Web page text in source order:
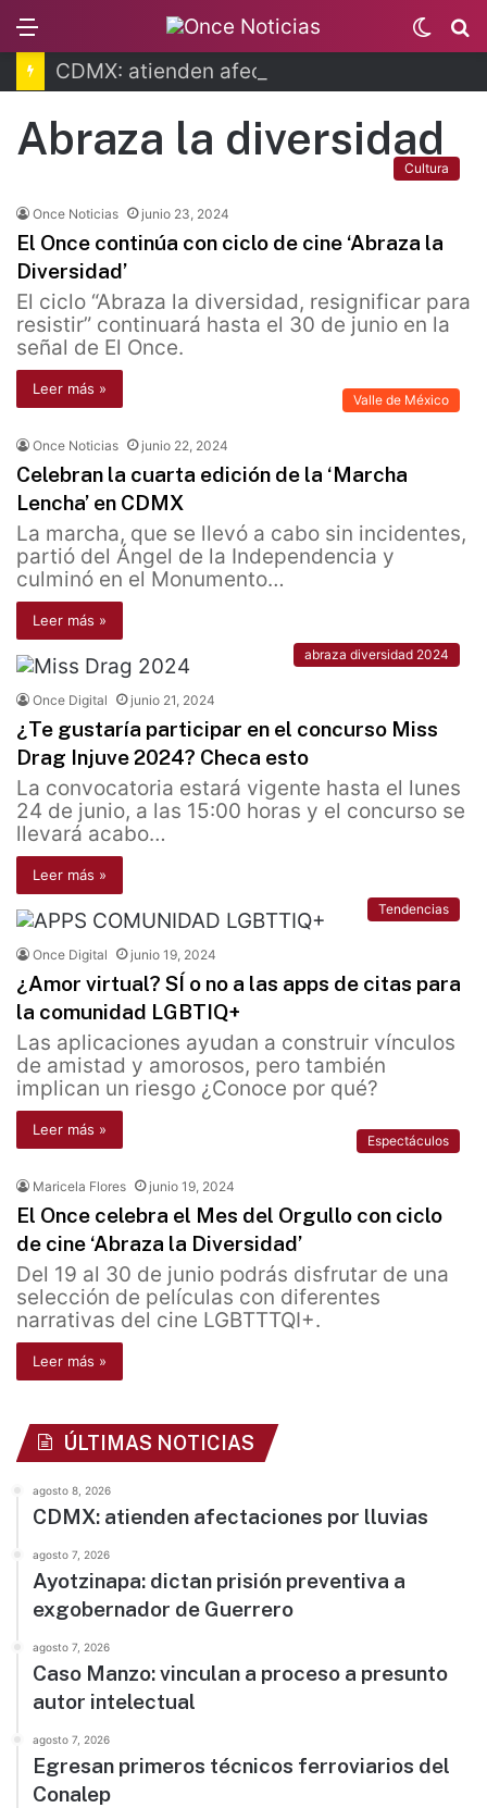
Switch
skin
Abraza la diversidad
Cultura
Once Noticias junio 23, 2024
El Once continúa con ciclo de cine ‘Abraza la
Diversidad’
El ciclo “Abraza la diversidad, resignificar para
resistir” continuará hasta el 30 de junio en la
señal de El Once.
Leer más »
Valle de México
Once Noticias junio 22, 2024
Celebran la cuarta edición de la ‘Marcha
Lencha’ en CDMX
La marcha, que se llevó a cabo sin incidentes,
partió del Ángel de la Independencia y
culminó en el Monumento…
Leer más »
abraza diversidad 2024
Once Digital junio 21, 2024
¿Te gustaría participar en el concurso Miss
Drag Injuve 2024? Checa esto
La convocatoria estará vigente hasta el lunes
24 de junio, a las 15:00 horas y el concurso se
llevará acabo…
Leer más »
Tendencias
Once Digital junio 19, 2024
¿Amor virtual? SÍ o no a las apps de citas para
la comunidad LGBTIQ+
Las aplicaciones ayudan a construir vínculos
de amistad y amorosos, pero también
implican un riesgo ¿Conoce por qué?
Leer más »
Espectáculos
Maricela Flores junio 19, 2024
El Once celebra el Mes del Orgullo con ciclo
de cine ‘Abraza la Diversidad’
Del 19 al 30 de junio podrás disfrutar de una
selección de películas con diferentes
narrativas del cine LGBTTTQI+.
Leer más »
ÚLTIMAS NOTICIAS
agosto 8, 2026
CDMX: atienden afectaciones por lluvias
agosto 7, 2026
Ayotzinapa: dictan prisión preventiva a
exgobernador de Guerrero
agosto 7, 2026
Caso Manzo: vinculan a proceso a presunto
autor intelectual
agosto 7, 2026
Egresan primeros técnicos ferroviarios del
Conalep